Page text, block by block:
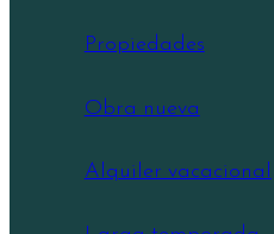
Propiedades
Obra nueva
Alquiler vacacional